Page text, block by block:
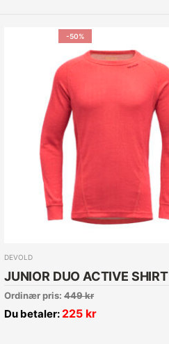
-50%
DEVOLD
JUNIOR DUO ACTIVE SHIRT
Ordinær pris: 449kr
Du betaler: 225 kr